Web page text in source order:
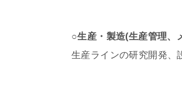
○生産・製造(生産管理、
生産ラインの研究開発、